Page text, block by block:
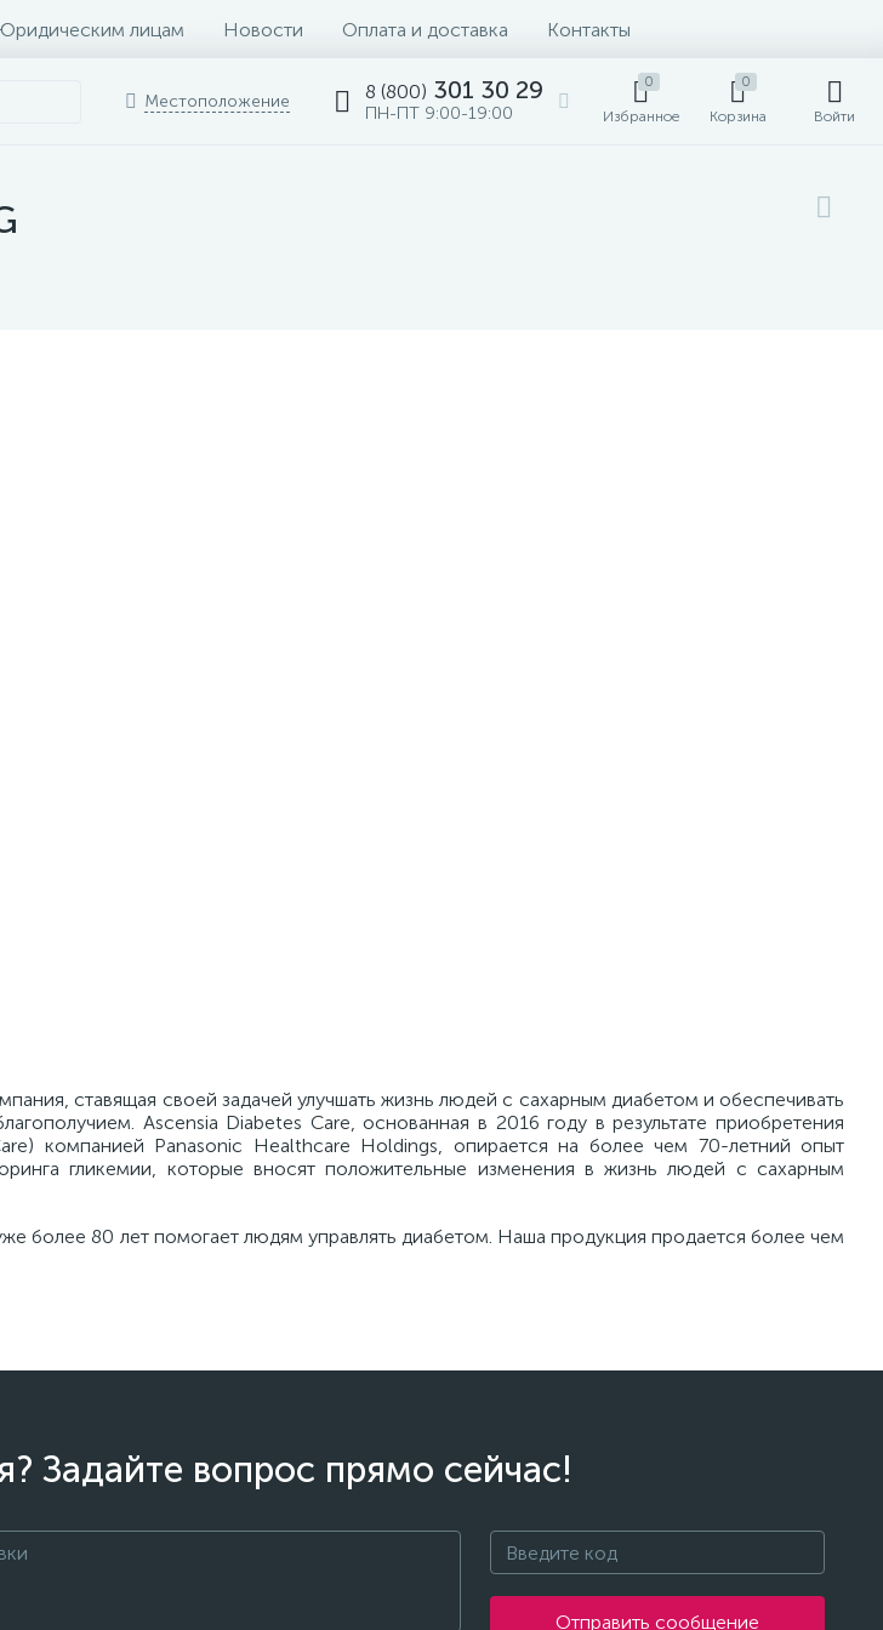
лицам Новости Оплата и доставка Контакты
Местоположение 8 (800) 301 30 29
ПН-ПТ 9:00-19:00
0
Избранное
0
Корзина Войти
ставящая своей задачей улучшать жизнь людей с сахарным диабетом и обеспечивать
Ascensia Diabetes Care, основанная в 2016 году в результате приобретения
компанией Panasonic Healthcare Holdings, опирается на более чем 70-летний опыт
гликемии, которые вносят положительные изменения в жизнь людей с сахарным
более 80 лет помогает людям управлять диабетом. Наша продукция продается более чем
Задайте вопрос прямо сейчас!
Отправить сообщение